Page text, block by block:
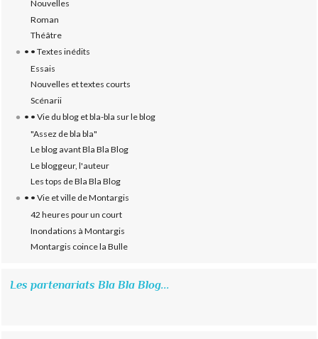
Nouvelles
Roman
Théâtre
• • Textes inédits
Essais
Nouvelles et textes courts
Scénarii
• • Vie du blog et bla-bla sur le blog
"Assez de bla bla"
Le blog avant Bla Bla Blog
Le bloggeur, l'auteur
Les tops de Bla Bla Blog
• • Vie et ville de Montargis
42 heures pour un court
Inondations à Montargis
Montargis coince la Bulle
Les partenariats Bla Bla Blog...